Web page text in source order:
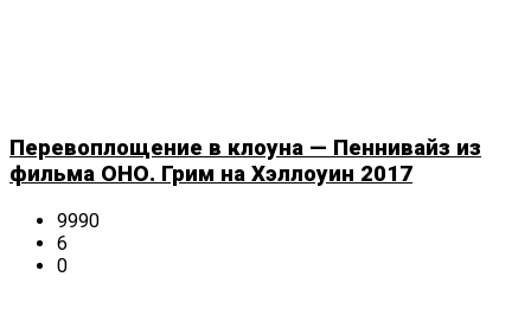
Перевоплощение в клоуна — Пеннивайз из
фильма ОНО. Грим на Хэллоуин 2017
9990
6
0